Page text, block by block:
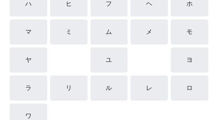
ハ ヒ フ ヘ ホ
マ ミ ム メ モ
ヤ ユ ヨ
ラ リ ル レ ロ
ワ